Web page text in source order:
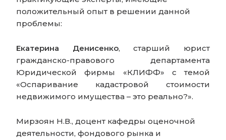
положительный опыт в решении данной
проблемы:
Екатерина Денисенко, старший юрист
гражданско-правового департамента
Юридической фирмы «КЛИФФ» с темой
«Оспаривание кадастровой стоимости
недвижимого имущества – это реально?».
Мирзоян Н.В., доцент кафедры оценочной
деятельности, фондового рынка и